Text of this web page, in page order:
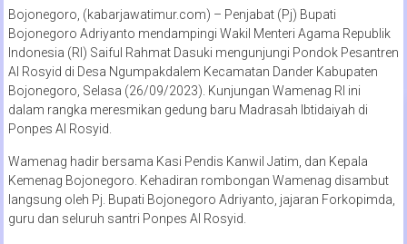
Bojonegoro, (kabarjawatimur.com) – Penjabat (Pj) Bupati
Bojonegoro Adriyanto mendampingi Wakil Menteri Agama Republik
Indonesia (RI) Saiful Rahmat Dasuki mengunjungi Pondok Pesantren
Al Rosyid di Desa Ngumpakdalem Kecamatan Dander Kabupaten
Bojonegoro, Selasa (26/09/2023). Kunjungan Wamenag RI ini
dalam rangka meresmikan gedung baru Madrasah Ibtidaiyah di
Ponpes Al Rosyid.
Wamenag hadir bersama Kasi Pendis Kanwil Jatim, dan Kepala
Kemenag Bojonegoro. Kehadiran rombongan Wamenag disambut
langsung oleh Pj. Bupati Bojonegoro Adriyanto, jajaran Forkopimda,
guru dan seluruh santri Ponpes Al Rosyid.